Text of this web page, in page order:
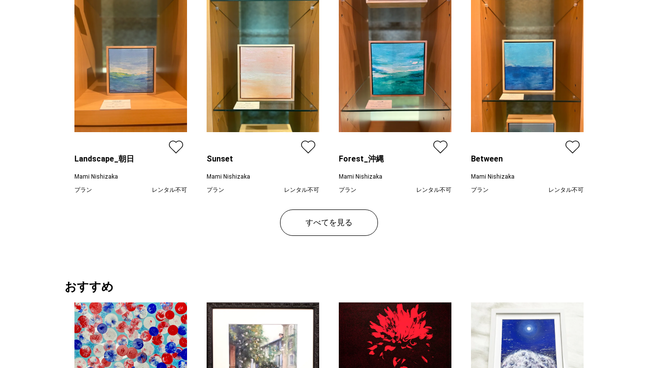
Landscape_朝日
Mami Nishizaka
プラン
レンタル不可
Sunset
Mami Nishizaka
プラン
レンタル不可
Forest_沖縄
Mami Nishizaka
プラン
レンタル不可
Between
Mami Nishizaka
プラン
レンタル不可
すべてを見る
おすすめ